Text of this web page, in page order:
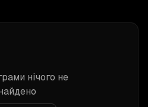
нічого не